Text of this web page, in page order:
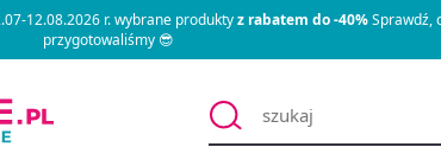
12.08.2026 r. wybrane produktyz rabatem do -40%Sprawdź,
przygotowaliśmy 😎